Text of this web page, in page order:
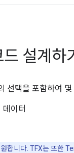
설계하
택을 포함하여
데이터
합니다. TFX는 또한